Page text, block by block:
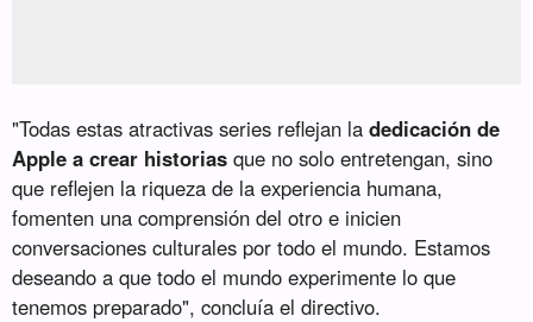
"Todas estas atractivas series reflejan ladedicación de
Apple a crear historias que no solo entretengan, sino
que reflejen la riqueza de la experiencia humana,
fomenten una comprensión del otro e inicien
conversaciones culturales por todo el mundo. Estamos
deseando a que todo el mundo experimente lo que
tenemos preparado", concluía el directivo.